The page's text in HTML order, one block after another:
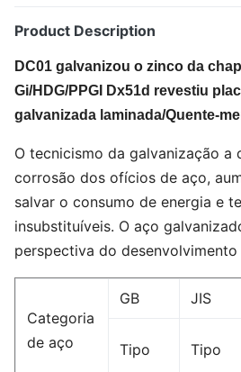
Product Description
DC01 galvanizou o zinco da
Gi/HDG/PPGI Dx51d revestiu
galvanizada laminada/Quente-
O tecnicismo da galvanização a
corrosão dos ofícios de aço,
salvar o consumo de energia e
insubstituíveis. O aço
perspectiva do
Categoria
de aço
GB JIS
Tipo Tipo